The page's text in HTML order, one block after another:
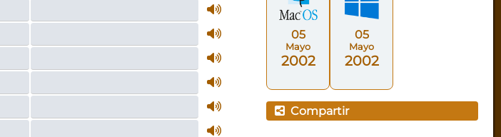
05
Mayo
2002
05
Mayo
2002
Compartir